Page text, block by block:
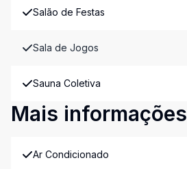
Salão de Festas
Sala de Jogos
Sauna Coletiva
Mais informações
Ar Condicionado